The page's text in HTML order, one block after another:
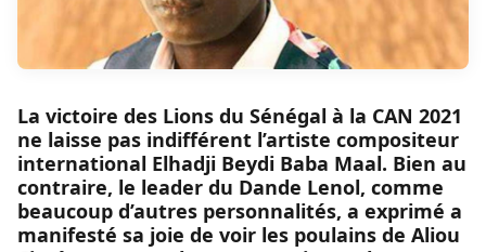
La victoire des Lions du Sénégal à la CAN 2021
ne laisse pas indifférent l’artiste compositeur
international Elhadji Beydi Baba Maal. Bien au
contraire, le leader du Dande Lenol, comme
beaucoup d’autres personnalités, a exprimé a
manifesté sa joie de voir les poulains de Aliou